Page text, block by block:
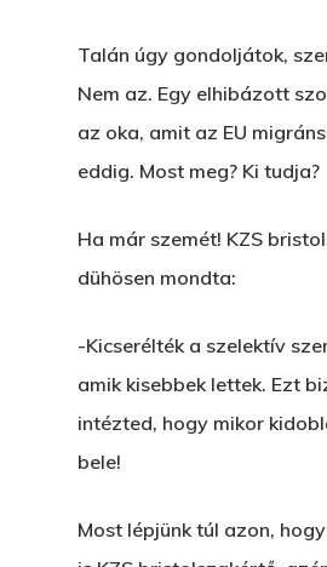
Talán úgy gondoljátok,
Nem az. Egy elhibázott
az oka, amit az EU
eddig. Most meg? Ki tudja?
Ha már szemét! KZS
dühösen mondta:
-Kicserélték a szelektív
amik kisebbek lettek. Ezt
intézted, hogy mikor
bele!
Most lépjünk túl azon,